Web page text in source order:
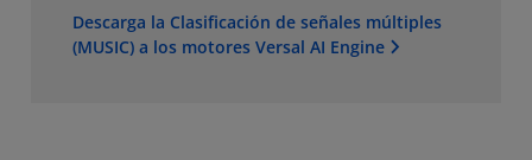
Descarga la Clasificación de señales múltiples
(MUSIC) a los motores Versal AI Engine